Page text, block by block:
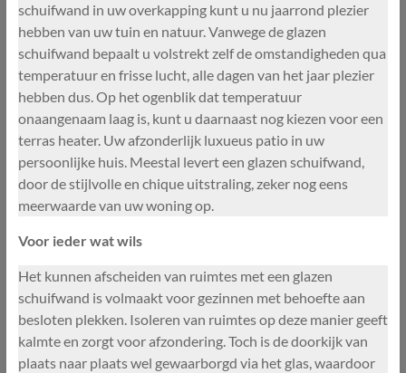
schuifwand in uw overkapping kunt u nu jaarrond plezier
hebben van uw tuin en natuur. Vanwege de glazen
schuifwand bepaalt u volstrekt zelf de omstandigheden qua
temperatuur en frisse lucht, alle dagen van het jaar plezier
hebben dus. Op het ogenblik dat temperatuur
onaangenaam laag is, kunt u daarnaast nog kiezen voor een
terras heater. Uw afzonderlijk luxueus patio in uw
persoonlijke huis. Meestal levert een glazen schuifwand,
door de stijlvolle en chique uitstraling, zeker nog eens
meerwaarde van uw woning op.
Voor ieder wat wils
Het kunnen afscheiden van ruimtes met een glazen
schuifwand is volmaakt voor gezinnen met behoefte aan
besloten plekken. Isoleren van ruimtes op deze manier geeft
kalmte en zorgt voor afzondering. Toch is de doorkijk van
plaats naar plaats wel gewaarborgd via het glas, waardoor